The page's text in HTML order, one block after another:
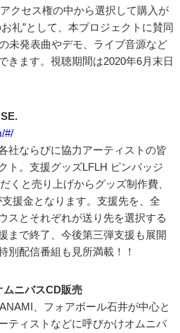
クセス権の中から選択して購入が
礼”として、本プロジェクトに賛同
未発表曲やデモ、ライブ音源など
きます。視聴期間は2020年6月末日
#/
社ならびに協力アーティストの皆
ト。支援グッズLFLH ピンバッジ
くと売り上げからグッズ制作費、
援金となります。支援先を、全
スとそれぞれが送り先を選択する
まで終了、今後第三弾支援も展開
別配信番組も見所満載！！
ニバスCD販売
、フォアボール石井が中心と
ティストなどに呼びかけオムニバ